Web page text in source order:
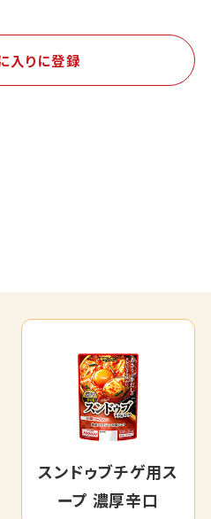
入りに登録
スンドゥブチゲ用ス
ープ 濃厚辛口